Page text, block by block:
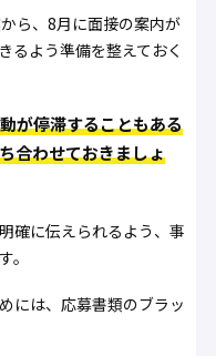
ら、8月に面接の案内が
るよう準備を整えておく
が停滞することもある
合わせておきましょ
確に伝えられるよう、事
。
には、応募書類のブラッ